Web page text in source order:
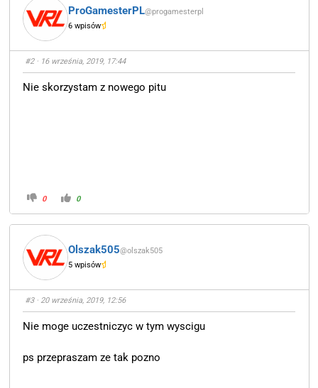
ProGamesterPL@progamesterpl
6 wpisów
#2· 16 września, 2019, 17:44
Nie skorzystam z nowego pitu
0 0
Olszak505@olszak505
5 wpisów
#3· 20 września, 2019, 12:56
Nie moge uczestniczyc w tym wyscigu
ps przepraszam ze tak pozno